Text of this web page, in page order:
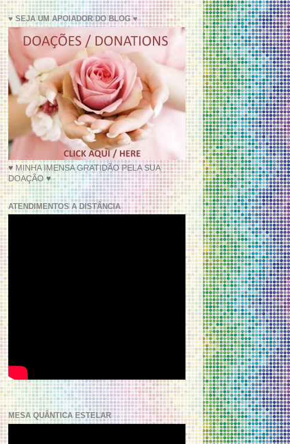
♥ SEJA UM APOIADOR DO BLOG ♥
♥ MINHA IMENSA GRATIDÃO PELA SUA
DOAÇÃO ♥
ATENDIMENTOS A DISTÂNCIA
MESA QUÂNTICA ESTELAR